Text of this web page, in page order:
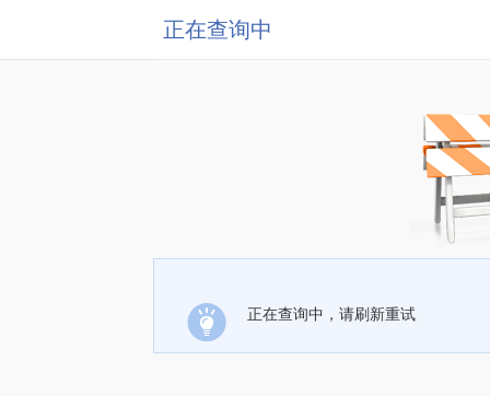
正在查询中
正在查询中，请刷新重试